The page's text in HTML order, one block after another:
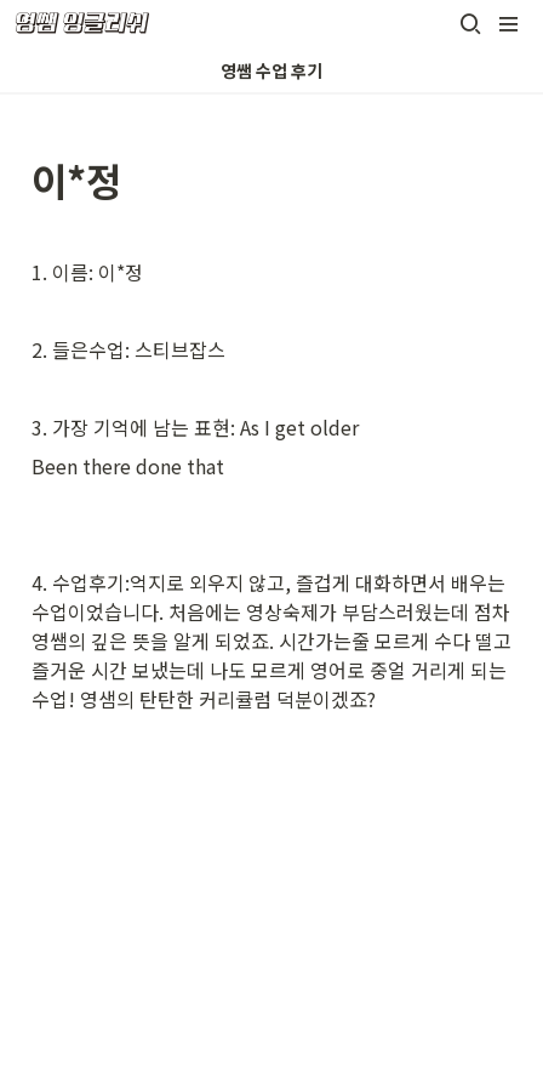
영쌤 수업 후기
이*정
1. 이름: 이*정
2. 들은수업: 스티브잡스
3. 가장 기억에 남는 표현: As I get older
Been there done that
4. 수업후기:억지로 외우지 않고, 즐겁게 대화하면서 배우는
수업이었습니다. 처음에는 영상숙제가 부담스러웠는데 점차
영쌤의 깊은 뜻을 알게 되었죠. 시간가는줄 모르게 수다 떨고
즐거운 시간 보냈는데 나도 모르게 영어로 중얼 거리게 되는
수업! 영샘의 탄탄한 커리큘럼 덕분이겠죠?